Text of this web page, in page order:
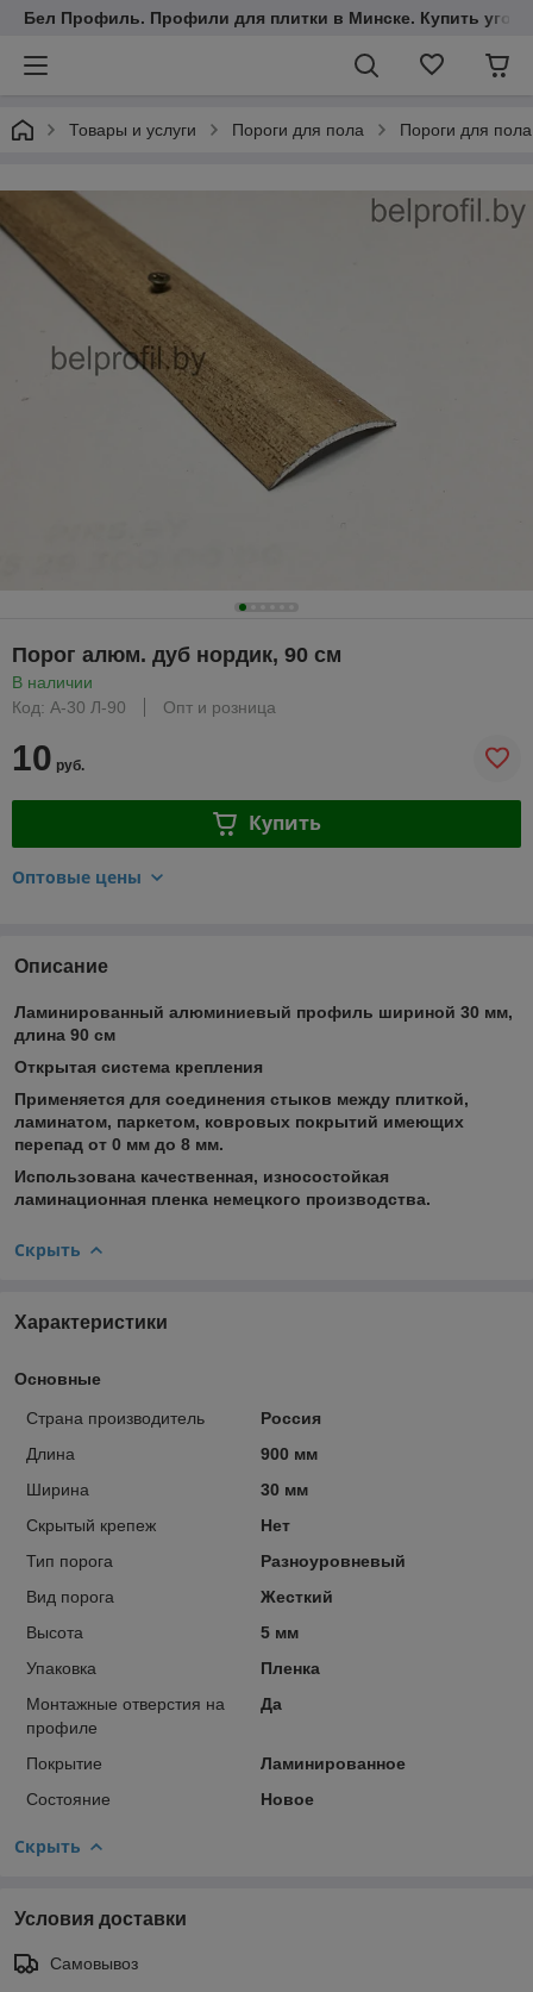
Бел Профиль. Профили для плитки в Минске. Купить
Товары и услуги Пороги для пола Пороги для
Порог алюм. дуб нордик, 90 см
В наличии
Код: А-30 Л-90
Опт и розница
10 руб.
Купить
Оптовые цены
Описание
Ламинированный алюминиевый профиль шириной 30 мм,
длина 90 см
Открытая система крепления
Применяется для соединения стыков между плиткой,
ламинатом, паркетом, ковровых покрытий имеющих
перепад от 0 мм до 8 мм.
Использована качественная, износостойкая
ламинационная пленка немецкого производства.
Скрыть
Характеристики
Основные
Страна производитель
Россия
Длина
900 мм
Ширина
30 мм
Скрытый крепеж
Нет
Тип порога
Разноуровневый
Вид порога
Жесткий
Высота
5 мм
Упаковка
Пленка
Монтажные отверстия на
профиле
Да
Покрытие
Ламинированное
Состояние
Новое
Скрыть
Условия доставки
Самовывоз